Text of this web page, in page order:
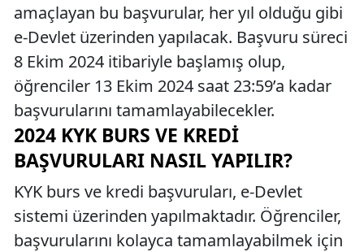
amaçlayan bu başvurular, her yıl olduğu gibi
e-Devlet üzerinden yapılacak. Başvuru süreci
8 Ekim 2024 itibariyle başlamış olup,
öğrenciler 13 Ekim 2024 saat 23:59’a kadar
başvurularını tamamlayabilecekler.
2024 KYK BURS VE KREDI
BAŞVURULARI NASIL YAPILIR?
KYK burs ve kredi başvuruları, e-Devlet
sistemi üzerinden yapılmaktadır. Öğrenciler,
başvurularını kolayca tamamlayabilmek için